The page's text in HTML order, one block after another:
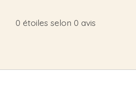
0 étoiles selon 0 avis